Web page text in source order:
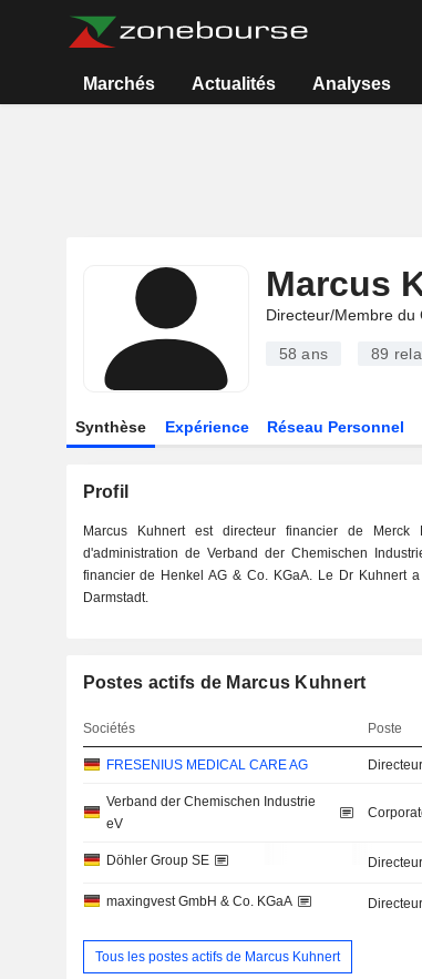
Marchés Actualités Analyses
Marcus
Directeur/Membre du
58 ans 89
Synthèse Expérience Réseau Personnel
Profil
Marcus Kuhnert est directeur financier de
d'administration de Verband der Chemischen
financier de Henkel AG & Co. KGaA. Le Dr Kuhnert
Darmstadt.
Postes actifs de Marcus Kuhnert
Sociétés Poste
FRESENIUS MEDICAL CARE AG
Verband der Chemischen Industrie
eV
Döhler Group SE
maxingvest GmbH & Co. KGaA
Tous les postes actifs de Marcus Kuhnert